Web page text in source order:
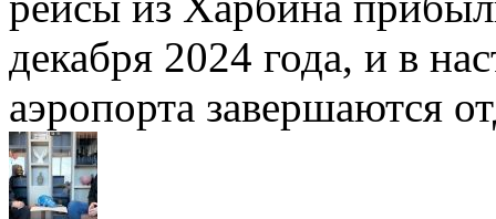
декабря 2024 года, и в
аэропорта завершаются